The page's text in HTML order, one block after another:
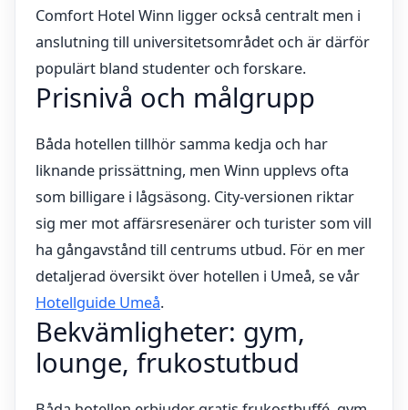
Comfort Hotel Winn ligger också centralt men i
anslutning till universitetsområdet och är därför
populärt bland studenter och forskare.
Prisnivå och målgrupp
Båda hotellen tillhör samma kedja och har
liknande prissättning, men Winn upplevs ofta
som billigare i lågsäsong. City-versionen riktar
sig mer mot affärsresenärer och turister som vill
ha gångavstånd till centrums utbud. För en mer
detaljerad översikt över hotellen i Umeå, se vår
Hotellguide Umeå.
Bekvämligheter: gym,
lounge, frukostutbud